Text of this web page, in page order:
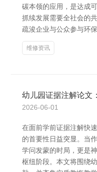
碳本领的应用，是达成
抓续发展需要全社会的
疏浚企业与公众参与环
维修资讯
幼儿园证据注解论文
2026-06-01
在面前学前证据注解快
的首要性日益突显。当
学问发蒙的时局，更是
枢纽阶段。本文将围绕